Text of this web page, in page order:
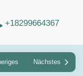
+18299664367
Nächstes